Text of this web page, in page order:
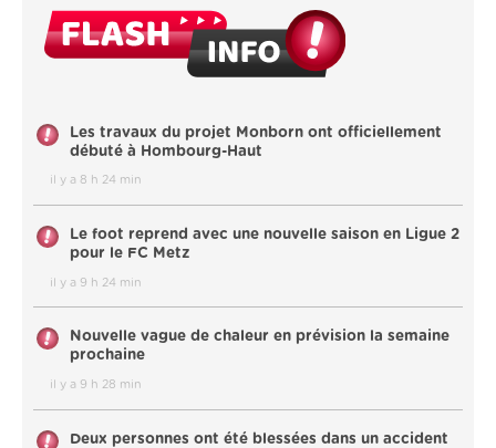
Les travaux du projet Monborn ont officiellement
débuté à Hombourg-Haut
il y a 8 h 24 min
Le foot reprend avec une nouvelle saison en Ligue 2
pour le FC Metz
il y a 9 h 24 min
Nouvelle vague de chaleur en prévision la semaine
prochaine
il y a 9 h 28 min
Deux personnes ont été blessées dans un accident